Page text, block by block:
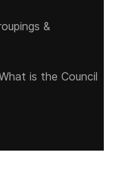
&
is the Council